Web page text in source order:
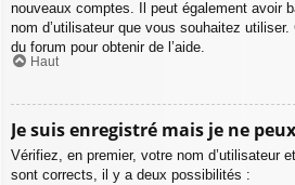
nouveaux comptes. Il peut également avoir
nom d’utilisateur que vous souhaitez
du forum pour obtenir de l’aide.
Haut
Je suis enregistré mais je ne
Vérifiez, en premier, votre nom d’utilisateur
sont corrects, il y a deux possibilités :